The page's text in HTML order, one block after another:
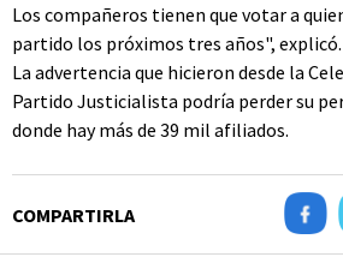
Los compañeros tienen que votar a
partido los próximos tres años", explicó.
La advertencia que hicieron desde la
Partido Justicialista podría perder su
donde hay más de 39 mil afiliados.
COMPARTIRLA